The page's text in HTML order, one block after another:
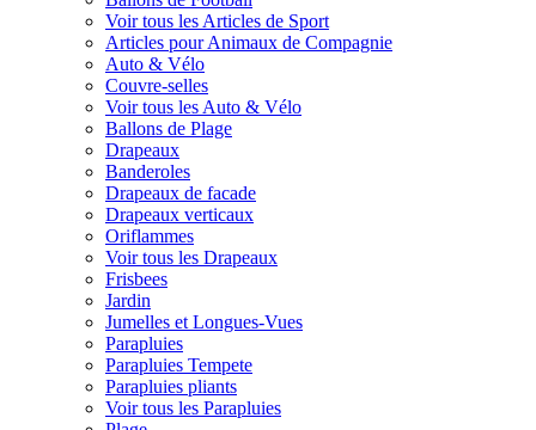
Voir tous les Articles de Sport
Articles pour Animaux de Compagnie
Auto & Vélo
Couvre-selles
Voir tous les Auto & Vélo
Ballons de Plage
Drapeaux
Banderoles
Drapeaux de facade
Drapeaux verticaux
Oriflammes
Voir tous les Drapeaux
Frisbees
Jardin
Jumelles et Longues-Vues
Parapluies
Parapluies Tempete
Parapluies pliants
Voir tous les Parapluies